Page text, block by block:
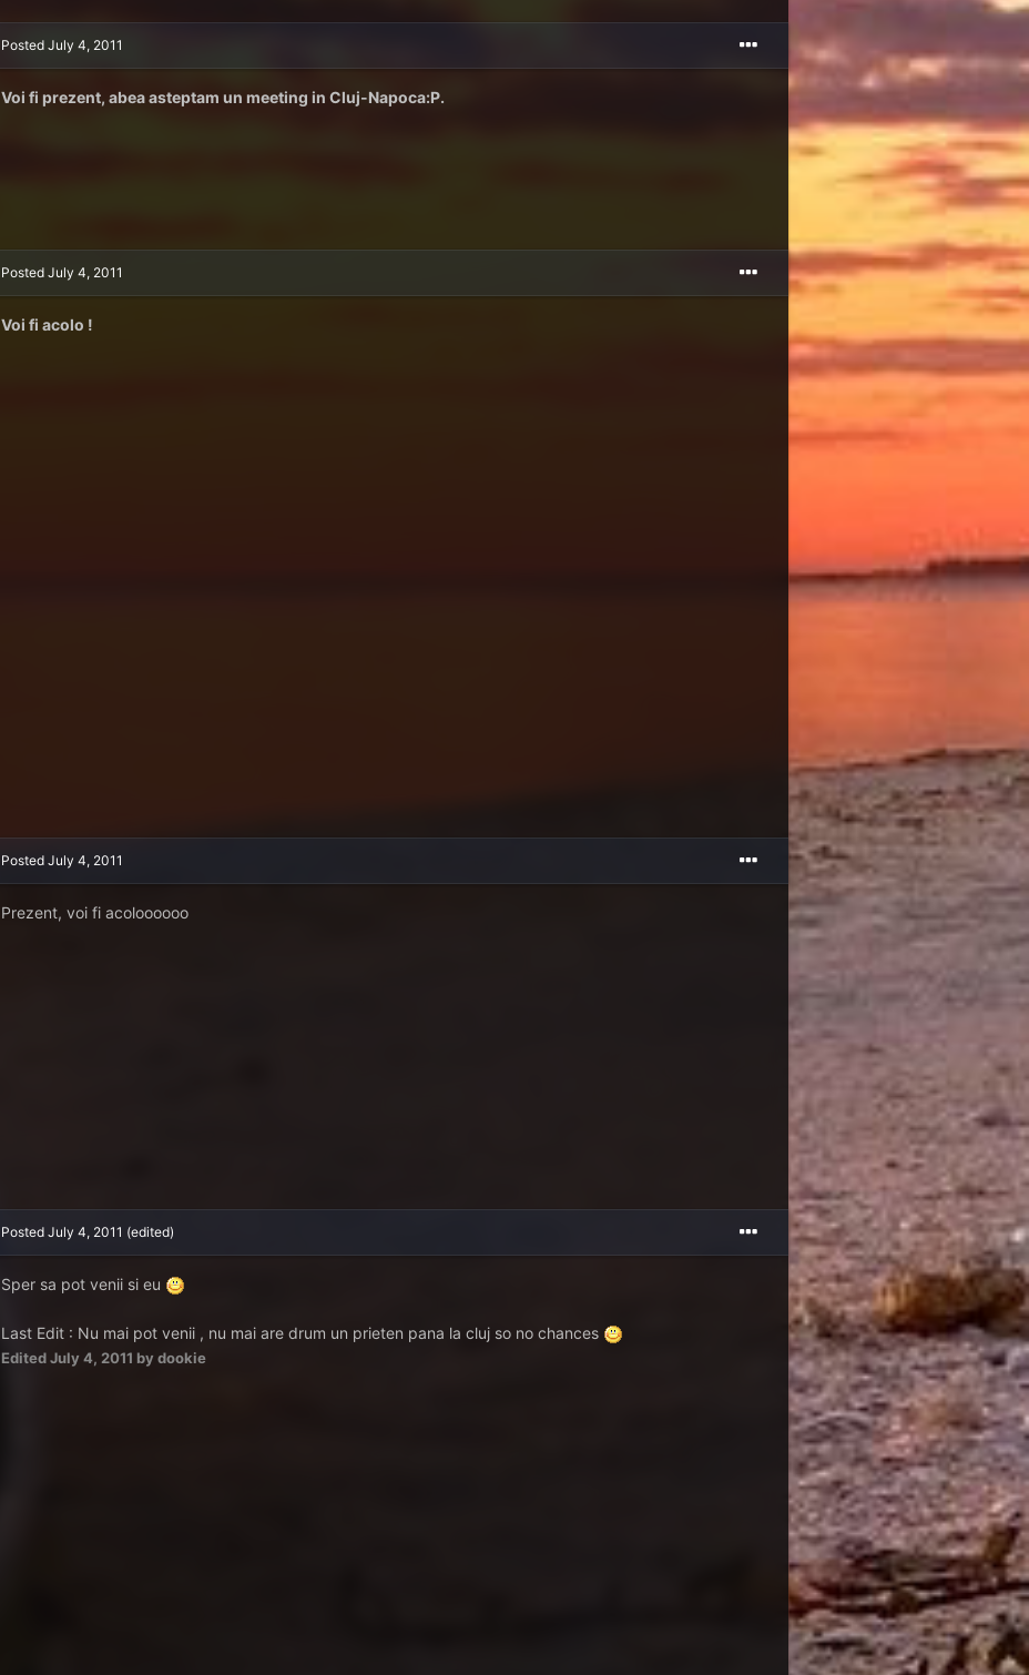
Posted July 4, 2011
Voi fi prezent, abea asteptam un meeting in Cluj-Napoca:P.
Posted July 4, 2011
Voi fi acolo !
Posted July 4, 2011
Prezent, voi fi acoloooooo
Posted July 4, 2011 (edited)
Sper sa pot venii si eu
Last Edit : Nu mai pot venii , nu mai are drum un prieten pana la cluj so no chances
EditedJuly 4, 2011 by dookie